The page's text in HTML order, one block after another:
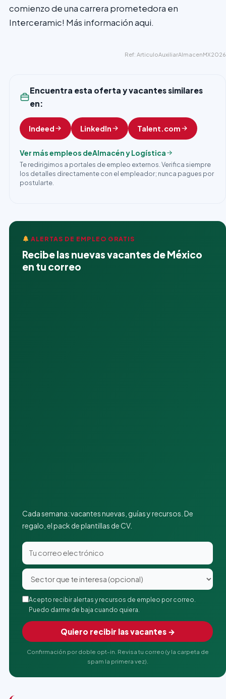
comienzo de una carrera prometedora en
Interceramic! Más información aqui.
Ref: ArticuloAuxiliarAlmacenMX2026
Encuentra esta oferta y vacantes similares
en:
Indeed LinkedIn Talent.com
Ver más empleos deAlmacén y Logística
Te redirigimos a portales de empleo externos. Verifica siempre
los detalles directamente con el empleador; nunca pagues por
postularte.
ALERTAS DE EMPLEO GRATIS
Recibe las nuevas vacantes de México
en tu correo
Cada semana: vacantes nuevas, guías y recursos. De
regalo, el pack de plantillas de CV.
Acepto recibir alertas y recursos de empleo por correo.
Puedo darme de baja cuando quiera.
Quiero recibir las vacantes →
Confirmación por doble opt-in. Revisa tu correo (y la carpeta de
spam la primera vez).